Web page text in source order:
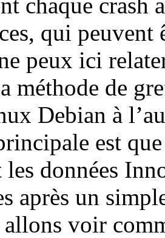
qui peuvent
peux ici
méthode de
Debian à
est
données
après un
voir